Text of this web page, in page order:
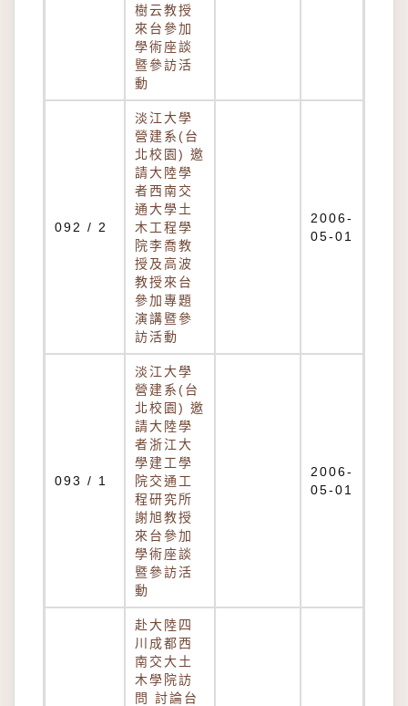
樹云教授
來台參加
學術座談
暨參訪活
動
092 / 2
淡江大學
營建系(台
北校園) 邀
請大陸學
者西南交
通大學土
木工程學
院李喬教
授及高波
教授來台
參加專題
演講暨參
訪活動
2006-
05-01
093 / 1
淡江大學
營建系(台
北校園) 邀
請大陸學
者浙江大
學建工學
院交通工
程研究所
謝旭教授
來台參加
學術座談
暨參訪活
動
2006-
05-01
赴大陸四
川成都西
南交大土
木學院訪
問 討論台